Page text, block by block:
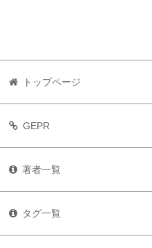
トップページ
GEPR
著者一覧
タグ一覧